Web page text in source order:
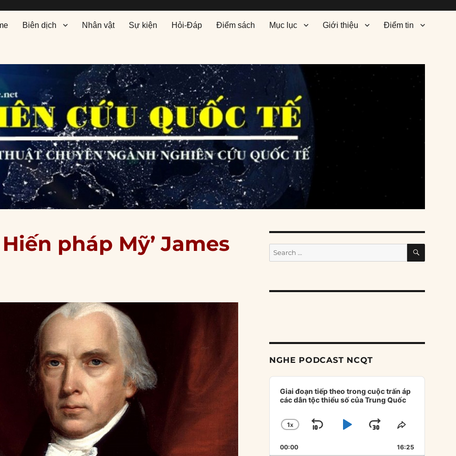
Biên dịch Nhân vật Sự kiện Hỏi-Đáp Điểm sách Mục lục Giới thiệu Điểm tin
Hiến pháp Mỹ’ James
Search
for:
SEARCH
NGHE PODCAST NCQT
Audio
Player
Giai đoạn tiếp theo trong cuộc trấn áp
các dân tộc thiểu số của Trung Quốc
CHANGE
RATE
1X
SKIP
BACKWARD
PLAYJUMP
FORWARD
SHARE
EPISODE
00:00 16:25